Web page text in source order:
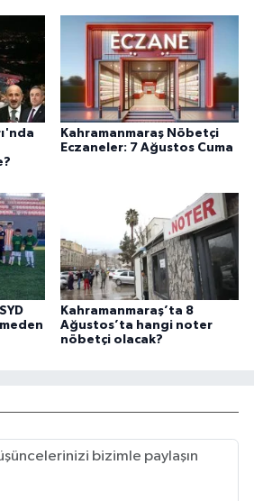
Kahramanmaraş Nöbetçi
Eczaneler: 7 Ağustos Cuma
Kahramanmaraş’ta 8
Ağustos’ta hangi noter
nöbetçi olacak?